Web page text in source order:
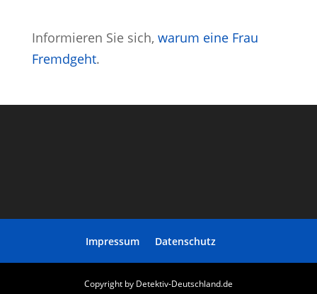
Informieren Sie sich, warum eine Frau
Fremdgeht.
Impressum Datenschutz
Copyright by Detektiv-Deutschland.de